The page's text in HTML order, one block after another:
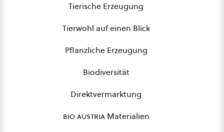
Tierische Erzeugung
Tierwohl auf einen Blick
Pflanzliche Erzeugung
Biodiversität
Direktvermarktung
bio austriaMaterialien